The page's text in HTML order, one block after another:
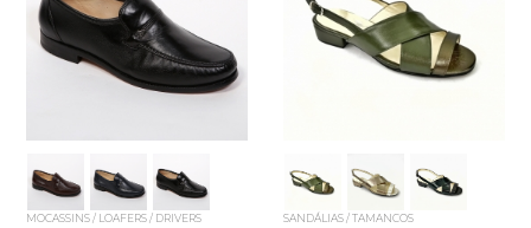
MOCASSINS / LOAFERS / DRIVERS SANDÁLIAS / TAMANCOS